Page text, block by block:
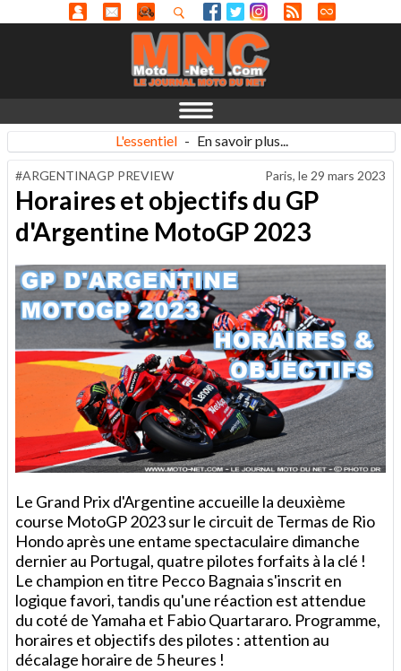
L'essentiel - En savoir plus...
#ARGENTINAGP PREVIEW Paris, le 29 mars 2023
Horaires et objectifs du GP
d'Argentine MotoGP 2023
Le Grand Prix d'Argentine accueille la deuxième
course MotoGP 2023 sur le circuit de Termas de Rio
Hondo après une entame spectaculaire dimanche
dernier au Portugal, quatre pilotes forfaits à la clé !
Le champion en titre Pecco Bagnaia s'inscrit en
logique favori, tandis qu'une réaction est attendue
du coté de Yamaha et Fabio Quartararo. Programme,
horaires et objectifs des pilotes : attention au
décalage horaire de 5 heures !